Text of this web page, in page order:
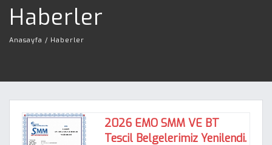
Haberler
Anasayfa / Haberler
2026 EMO SMM VE BT
Tescil Belgelerimiz Yenilendi.